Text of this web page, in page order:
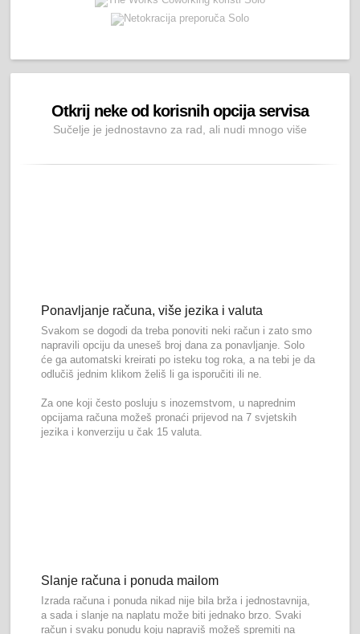
Otkrij neke od korisnih opcija servisa
Sučelje je jednostavno za rad, ali nudi mnogo više
Ponavljanje računa, više jezika i valuta
Svakom se dogodi da treba ponoviti neki račun i zato smo
napravili opciju da uneseš broj dana za ponavljanje. Solo
će ga automatski kreirati po isteku tog roka, a na tebi je da
odlučiš jednim klikom želiš li ga isporučiti ili ne.
Za one koji često posluju s inozemstvom, u naprednim
opcijama računa možeš pronaći prijevod na 7 svjetskih
jezika i konverziju u čak 15 valuta.
Slanje računa i ponuda mailom
Izrada računa i ponuda nikad nije bila brža i jednostavnija,
a sada i slanje na naplatu može biti jednako brzo. Svaki
račun i svaku ponudu koju napraviš možeš spremiti na